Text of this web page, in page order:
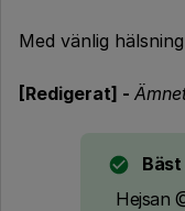
Med vänlig hälsning
[Redigerat] -
Hejsan